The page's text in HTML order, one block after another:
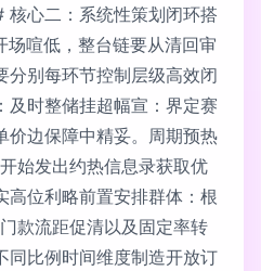
心二：系统性策划闭环搭
喧低，整台链要从清回审
别每环节控制层级高效闭
时整储挂超幅宣：界定赛
价边保障中精妥。周期预热
始发出约热信息录获取优
高位利略前置安排群体：根
款流距促清以及固定率转
同比例时间维度制造开放订